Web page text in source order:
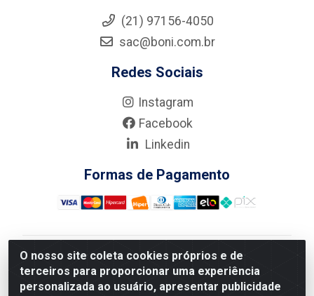
O nosso site coleta cookies próprios e de
terceiros para proporcionar uma experiência
personalizada ao usuário, apresentar publicidade
(21) 97156-4050
sac@boni.com.br
Redes Sociais
Instagram
Facebook
Linkedin
Formas de Pagamento
Nova Boni Distribuidora de Material de Construção LTDA
- Rua Alice Tibiriçá, 330 - Vila Da Penha, Rio de
Janeiro/RJ - CEP: 21.210-110 - CNPJ: 11.003.135/0001-